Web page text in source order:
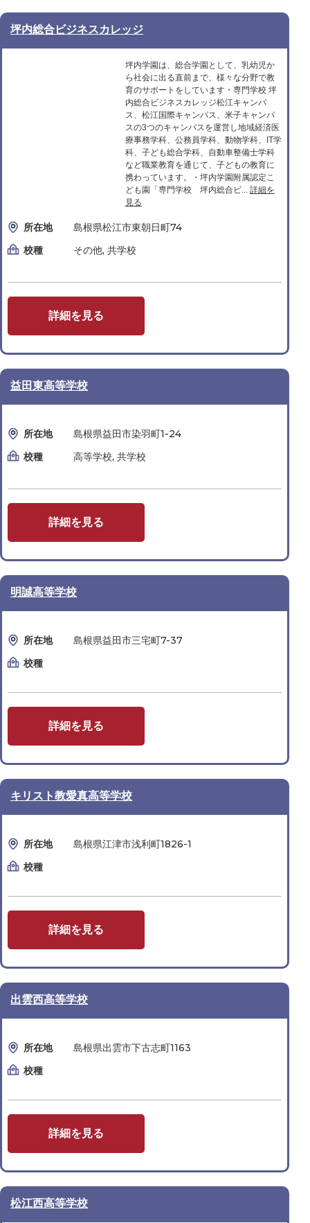
坪内総合ビジネスカレッジ
坪内学園は、総合学園として、乳幼児か
ら社会に出る直前まで、様々な分野で教
育のサポートをしています・専門学校 坪
内総合ビジネスカレッジ松江キャンパ
ス、松江国際キャンパス、米子キャンパ
スの3つのキャンパスを運営し地域経済医
療事務学科、公務員学科、動物学科、IT学
科、子ども総合学科、自動車整備士学科
など職業教育を通じて、子どもの教育に
携わっています。・坪内学園附属認定こ
ども園「専門学校 坪内総合ビ... 詳細を
見る
所在地
島根県松江市東朝日町74
校種
その他, 共学校
詳細を見る
益田東高等学校
所在地
島根県益田市染羽町1-24
校種
高等学校, 共学校
詳細を見る
明誠高等学校
所在地
島根県益田市三宅町7-37
校種
詳細を見る
キリスト教愛真高等学校
所在地
島根県江津市浅利町1826-1
校種
詳細を見る
出雲西高等学校
所在地
島根県出雲市下古志町1163
校種
詳細を見る
松江西高等学校